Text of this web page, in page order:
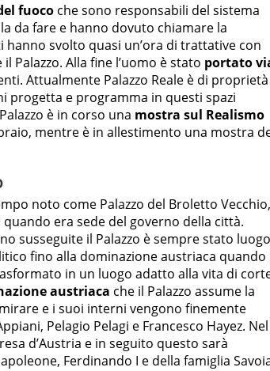
fuoco che sono responsabili del sistema
da fare e hanno dovuto chiamare la
svolto quasi un’ora di trattative con
Palazzo. Alla fine l’uomo è stato portato
Attualmente Palazzo Reale è di proprietà
progetta e programma in questi spazi
è in corso una mostra sul Realismo
mentre è in allestimento una mostra
noto come Palazzo del Broletto Vecchio,
era sede del governo della città.
susseguite il Palazzo è sempre stato luogo
fino alla dominazione austriaca quando
in un luogo adatto alla vita di
austriaca che il Palazzo assume la
e i suoi interni vengono finemente
Pelagio Pelagi e Francesco Hayez. Nel
d’Austria e in seguito questo sarà
Ferdinando I e della famiglia